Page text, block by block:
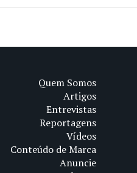
Quem Somos
Artigos
Entrevistas
Reportagens
Vídeos
Conteúdo de Marca
Anuncie